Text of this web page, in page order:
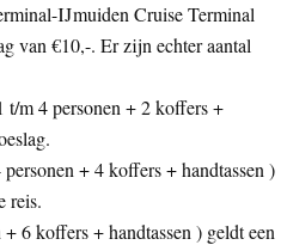
IJmuiden Cruise Terminal
van €10,-. Er zijn echter aantal
t/m 4 personen + 2 koffers +
+ 4 koffers + handtassen )
reis.
6 koffers + handtassen ) geldt een